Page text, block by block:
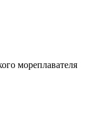
мореплавателя